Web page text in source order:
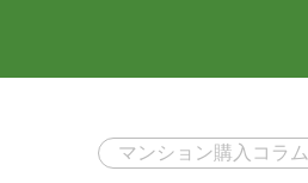
マンション購入コラム